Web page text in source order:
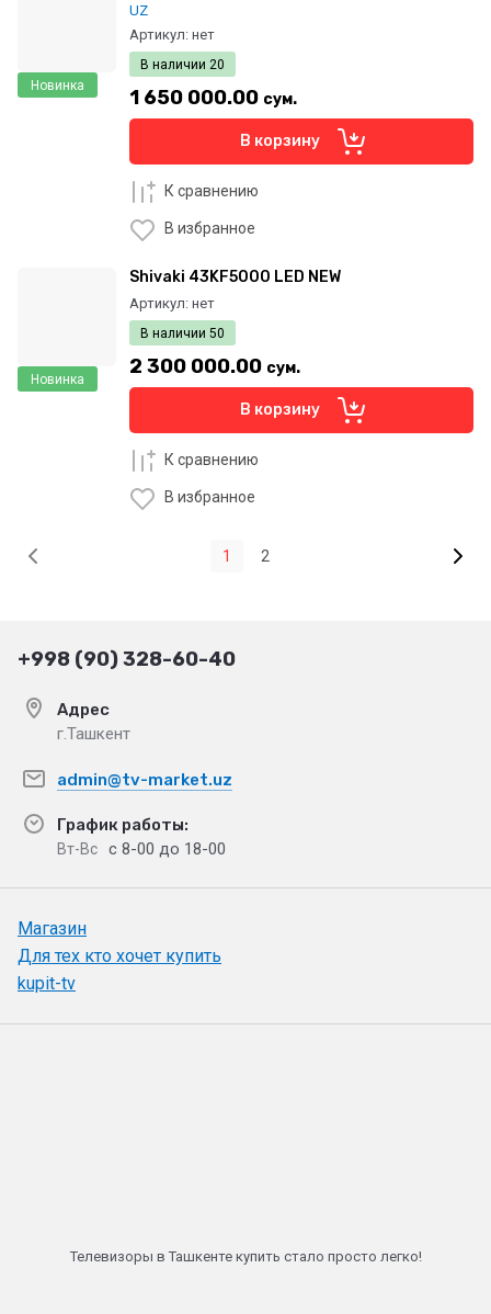
Новинка
UZ
Артикул: нет
В наличии 20
1 650 000.00 сум.
В корзину
К сравнению
В избранное
Новинка
Shivaki 43KF5000 LED NEW
Артикул: нет
В наличии 50
2 300 000.00 сум.
В корзину
К сравнению
В избранное
1 2
+998 (90) 328-60-40
Адрес
г.Ташкент
admin@tv-market.uz
График работы:
Вт-Вс с 8-00 до 18-00
Магазин
Для тех кто хочет купить
kupit-tv
Телевизоры в Ташкенте купить стало просто легко!